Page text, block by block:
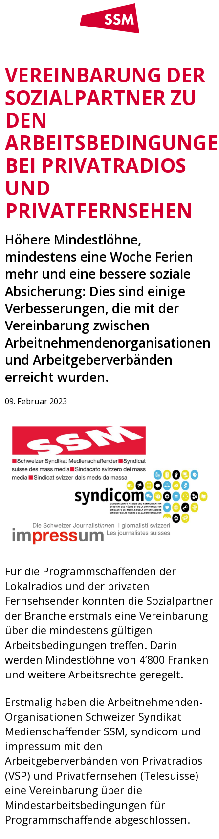
VEREINBARUNG DER
SOZIALPARTNER ZU
DEN
BEI PRIVATRADIOS
UND
PRIVATFERNSEHEN
Höhere Mindestlöhne,
mindestens eine Woche Ferien
mehr und eine bessere soziale
Absicherung: Dies sind einige
Verbesserungen, die mit der
Vereinbarung zwischen
Arbeitnehmendenorganisationen
und Arbeitgeberverbänden
erreicht wurden.
09. Februar 2023
Für die Programmschaffenden der
Lokalradios und der privaten
Fernsehsender konnten die Sozialpartner
der Branche erstmals eine Vereinbarung
über die mindestens gültigen
Arbeitsbedingungen treffen. Darin
werden Mindestlöhne von 4’800 Franken
und weitere Arbeitsrechte geregelt.
Erstmalig haben die Arbeitnehmenden-
Organisationen Schweizer Syndikat
Medienschaffender SSM, syndicom und
impressum mit den
Arbeitgeberverbänden von Privatradios
(VSP) und Privatfernsehen (Telesuisse)
eine Vereinbarung über die
Mindestarbeitsbedingungen für
Programmschaffende abgeschlossen.